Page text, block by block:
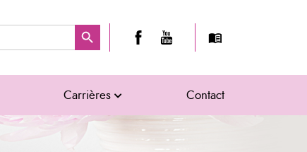
Search Button
Carrières Contact